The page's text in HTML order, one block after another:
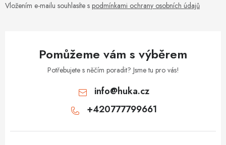
Vložením e-mailu souhlasíte s podmínkami ochrany osobních údajů
Pomůžeme vám s výběrem
Potřebujete s něčím poradit? Jsme tu pro vás!
info@huka.cz
+420777799661